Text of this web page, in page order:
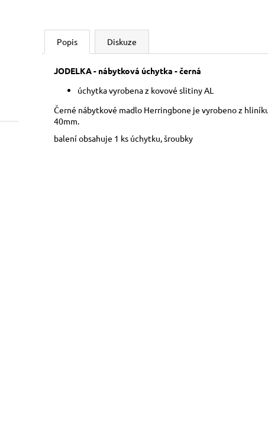
Popis Diskuze
JODELKA - nábytková úchytka - černá
úchytka vyrobena z kovové slitiny AL
Černé nábytkové madlo Herringbone je vyrobeno z
40mm.
balení obsahuje 1 ks úchytku, šroubky